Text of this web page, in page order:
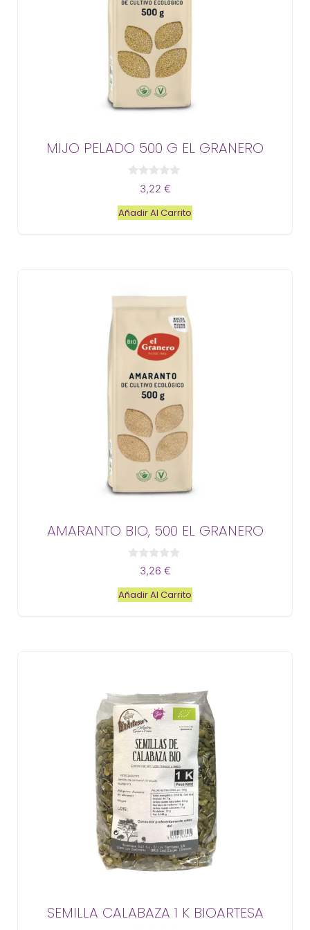
MIJO PELADO 500 G EL GRANERO
e
5
3,22 €
Añadir Al Carrito
AMARANTO BIO, 500 EL GRANERO
e
5
3,26 €
Añadir Al Carrito
SEMILLA CALABAZA 1 K BIOARTESA